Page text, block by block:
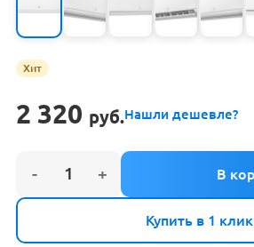
Хит
2 320 руб.Нашли дешевле?
Купить в 1 клик